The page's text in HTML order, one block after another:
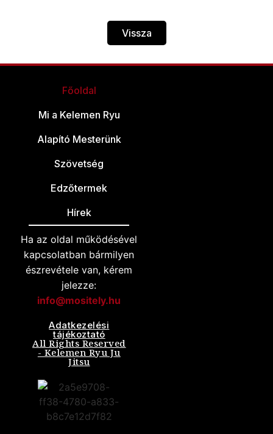
Vissza
Főoldal
Mi a Kelemen Ryu
Alapító Mesterünk
Szövetség
Edzőtermek
Hírek
Ha az oldal működésével
kapcsolatban bármilyen
észrevétele van, kérem
jelezze:
info@mositely.hu
Adatkezelési
tájékoztató
All Rights Reserved
- Kelemen Ryu Ju
Jitsu